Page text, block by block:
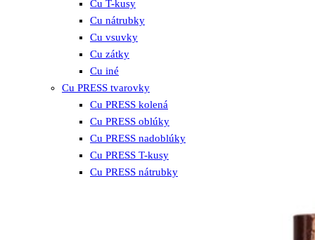
Cu T-kusy
Cu nátrubky
Cu vsuvky
Cu zátky
Cu iné
Cu PRESS tvarovky
Cu PRESS kolená
Cu PRESS oblúky
Cu PRESS nadoblúky
Cu PRESS T-kusy
Cu PRESS nátrubky